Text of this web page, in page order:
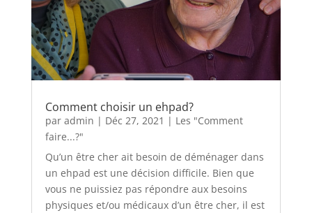
Comment choisir un ehpad?
par admin | Déc 27, 2021 | Les "Comment
faire...?"
Qu’un être cher ait besoin de déménager dans
un ehpad est une décision difficile. Bien que
vous ne puissiez pas répondre aux besoins
physiques et/ou médicaux d’un être cher, il est